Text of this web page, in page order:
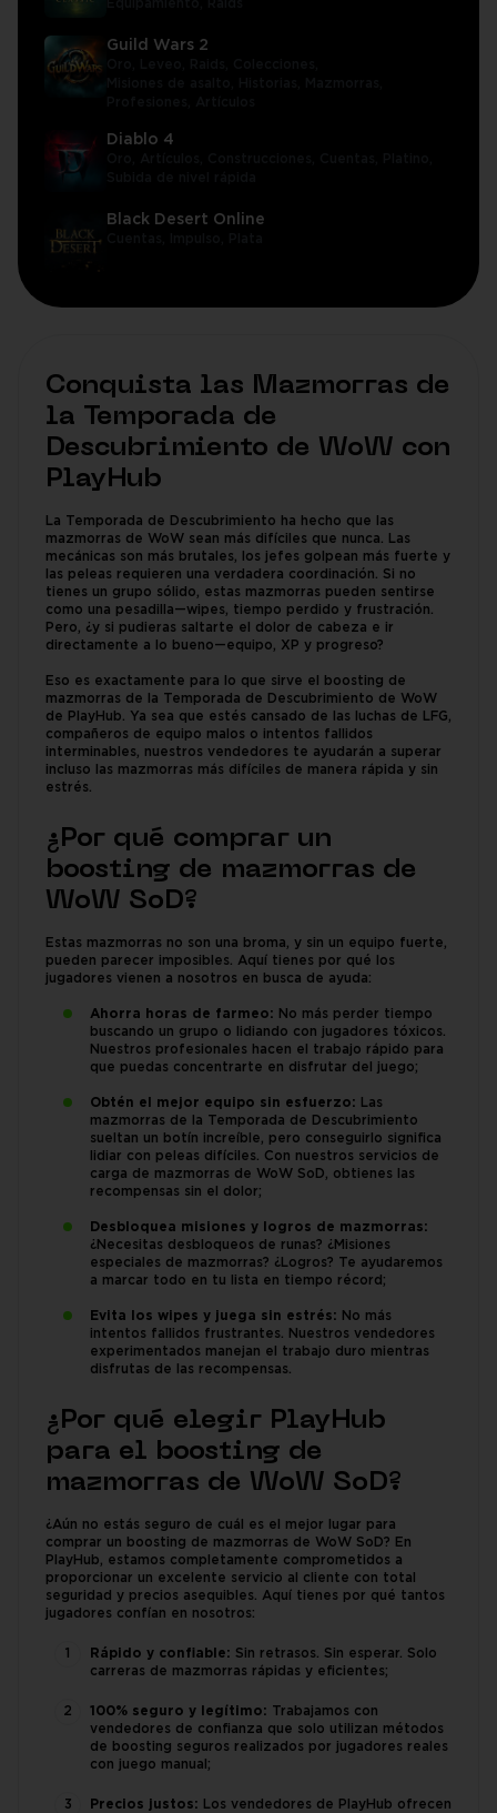
Guild Wars 2
Diablo 4
Black Desert Online
Conquista las Mazmorras de
la Temporada de
Descubrimiento de WoW con
PlayHub
La Temporada de Descubrimiento ha hecho que las
mazmorras de WoW sean más difíciles que nunca. Las
mecánicas son más brutales, los jefes golpean más fuerte y
las peleas requieren una verdadera coordinación. Si no
tienes un grupo sólido, estas mazmorras pueden sentirse
como una pesadilla—wipes, tiempo perdido y frustración.
Pero, ¿y si pudieras saltarte el dolor de cabeza e ir
directamente a lo bueno—equipo, XP y progreso?
Eso es exactamente para lo que sirve el boosting de
mazmorras de la Temporada de Descubrimiento de WoW
de PlayHub. Ya sea que estés cansado de las luchas de LFG,
compañeros de equipo malos o intentos fallidos
interminables, nuestros vendedores te ayudarán a superar
incluso las mazmorras más difíciles de manera rápida y sin
estrés.
¿Por qué comprar un
boosting de mazmorras de
WoW SoD?
Estas mazmorras no son una broma, y sin un equipo fuerte,
pueden parecer imposibles. Aquí tienes por qué los
jugadores vienen a nosotros en busca de ayuda:
Ahorra horas de farmeo: No más perder tiempo
buscando un grupo o lidiando con jugadores tóxicos.
Nuestros profesionales hacen el trabajo rápido para
que puedas concentrarte en disfrutar del juego;
Obtén el mejor equipo sin esfuerzo: Las
mazmorras de la Temporada de Descubrimiento
sueltan un botín increíble, pero conseguirlo significa
lidiar con peleas difíciles. Con nuestros servicios de
carga de mazmorras de WoW SoD, obtienes las
recompensas sin el dolor;
Desbloquea misiones y logros de mazmorras:
¿Necesitas desbloqueos de runas? ¿Misiones
especiales de mazmorras? ¿Logros? Te ayudaremos
a marcar todo en tu lista en tiempo récord;
Evita los wipes y juega sin estrés: No más
intentos fallidos frustrantes. Nuestros vendedores
experimentados manejan el trabajo duro mientras
disfrutas de las recompensas.
¿Por qué elegir PlayHub
para el boosting de
mazmorras de WoW SoD?
¿Aún no estás seguro de cuál es el mejor lugar para
comprar un boosting de mazmorras de WoW SoD? En
PlayHub, estamos completamente comprometidos a
proporcionar un excelente servicio al cliente con total
seguridad y precios asequibles. Aquí tienes por qué tantos
jugadores confían en nosotros:
Rápido y confiable: Sin retrasos. Sin esperar. Solo
carreras de mazmorras rápidas y eficientes;
100% seguro y legítimo: Trabajamos con
vendedores de confianza que solo utilizan métodos
de boosting seguros realizados por jugadores reales
con juego manual;
Precios justos: Los vendedores de PlayHub ofrecen